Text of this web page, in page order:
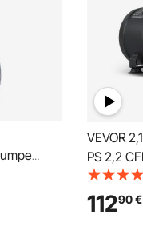
VEVOR
PS 2,2
Druck, 70
11290€